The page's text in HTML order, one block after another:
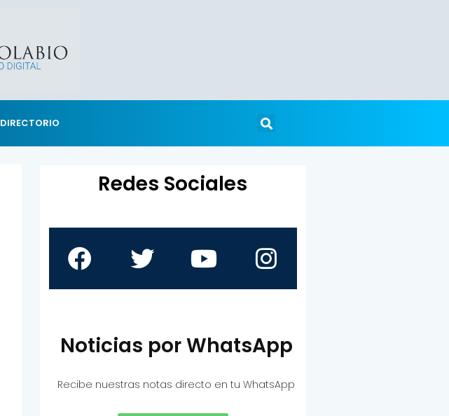
DIRECTORIO
Redes Sociales
Noticias por WhatsApp
Recibe nuestras notas directo en tu WhatsApp